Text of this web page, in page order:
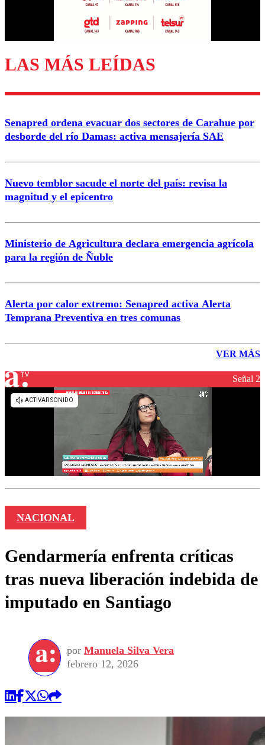
Enviar comentario
LAS MÁS LEÍDAS
Senapred ordena evacuar dos sectores de Carahue por
desborde del río Damas: activa mensajería SAE
Nuevo temblor sacude el norte del país: revisa la
magnitud y el epicentro
Ministerio de Agricultura declara emergencia agrícola
para la región de Ñuble
Alerta por calor extremo: Senapred activa Alerta
Temprana Preventiva en tres comunas
VER MÁS
Señal 2
NACIONAL
Gendarmería enfrenta críticas
tras nueva liberación indebida de
imputado en Santiago
por Manuela Silva Vera
febrero 12, 2026